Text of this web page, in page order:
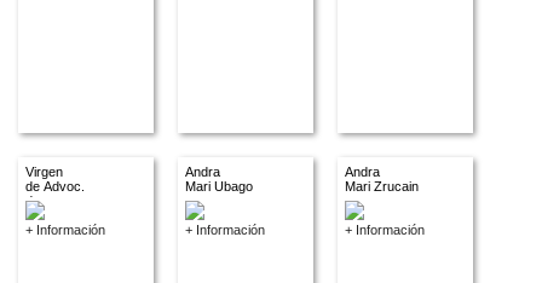
Virgen
de Advoc.
descon.
+ Información
Andra
Mari Ubago
+ Información
Andra
Mari Zrucain
+ Información